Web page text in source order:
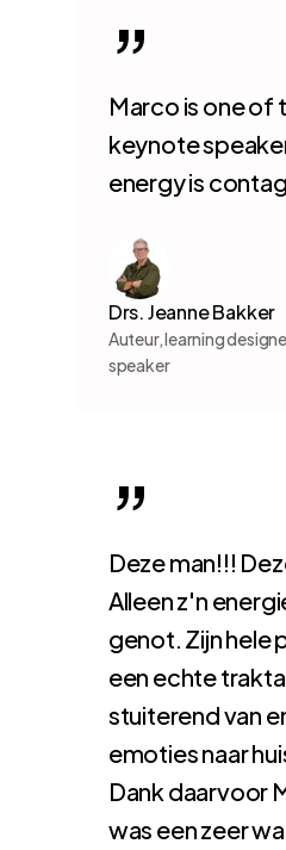
”
Marco is one of
keynote
energy is
Drs. Jeanne Bakker
Auteur, learning
speaker
”
Deze man!!!
Alleen z'n
genot. Zijn hele
een echte
stuiterend van
emoties naar
Dank daarvoor
was een zeer